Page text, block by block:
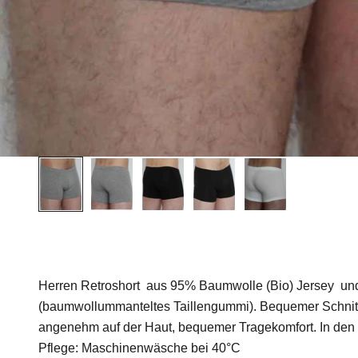
Herren Retroshort aus 95% Baumwolle (Bio) Jersey
(baumwollummanteltes Taillengummi). Bequemer
angenehm auf der Haut, bequemer Tragekomfort. In
Pflege: Maschinenwäsche bei 40°C